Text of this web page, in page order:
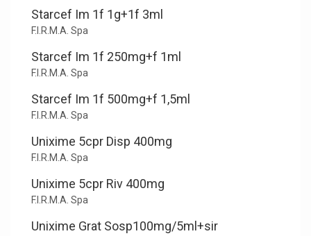
Starcef Im 1f 1g+1f 3ml
F.I.R.M.A. Spa
Starcef Im 1f 250mg+f 1ml
F.I.R.M.A. Spa
Starcef Im 1f 500mg+f 1,5ml
F.I.R.M.A. Spa
Unixime 5cpr Disp 400mg
F.I.R.M.A. Spa
Unixime 5cpr Riv 400mg
F.I.R.M.A. Spa
Unixime Grat Sosp100mg/5ml+sir